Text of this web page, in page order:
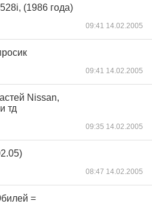
(1986 года)
09:41 14.02.2005
09:41 14.02.2005
Nissan,
тд
09:35 14.02.2005
08:47 14.02.2005
=